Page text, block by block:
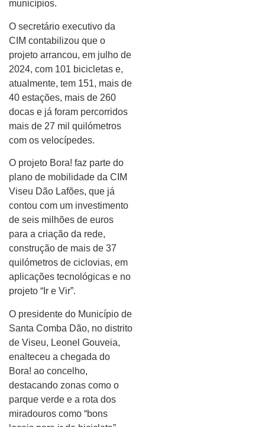
municípios.
O secretário executivo da
CIM contabilizou que o
projeto arrancou, em julho de
2024, com 101 bicicletas e,
atualmente, tem 151, mais de
40 estações, mais de 260
docas e já foram percorridos
mais de 27 mil quilómetros
com os velocípedes.
O projeto Bora! faz parte do
plano de mobilidade da CIM
Viseu Dão Lafões, que já
contou com um investimento
de seis milhões de euros
para a criação da rede,
construção de mais de 37
quilómetros de ciclovias, em
aplicações tecnológicas e no
projeto “Ir e Vir”.
O presidente do Município de
Santa Comba Dão, no distrito
de Viseu, Leonel Gouveia,
enalteceu a chegada do
Bora! ao concelho,
destacando zonas como o
parque verde e a rota dos
miradouros como “bons